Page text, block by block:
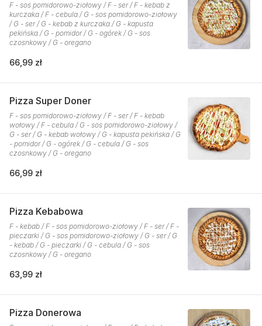
F - sos pomidorowo-ziołowy / F - ser / F - kebab z
kurczaka / F - cebula / G - sos pomidorowo-ziołowy
/ G - ser / G - kebab z kurczaka / G - kapusta
pekińska / G - pomidor / G - ogórek / G - sos
czosnkowy / G - oregano
66,99 zł
Pizza Super Doner
F - sos pomidorowo-ziołowy / F - ser / F - kebab
wołowy / F - cebula / G - sos pomidorowo-ziołowy /
G - ser / G - kebab wołowy / G - kapusta pekińska / G
- pomidor / G - ogórek / G - cebula / G - sos
czosnkowy / G - oregano
66,99 zł
Pizza Kebabowa
F - kebab / F - sos pomidorowo-ziołowy / F - ser / F -
pieczarki / G - sos pomidorowo-ziołowy / G - ser / G
- kebab / G - pieczarki / G - cebula / G - sos
czosnkowy / G - oregano
63,99 zł
Pizza Donerowa